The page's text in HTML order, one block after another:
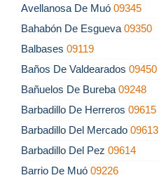
Avellanosa De Muó 09345
Bahabón De Esgueva 09350
Balbases 09119
Baños De Valdearados 09450
Bañuelos De Bureba 09248
Barbadillo De Herreros 09615
Barbadillo Del Mercado 09613
Barbadillo Del Pez 09614
Barrio De Muó 09226